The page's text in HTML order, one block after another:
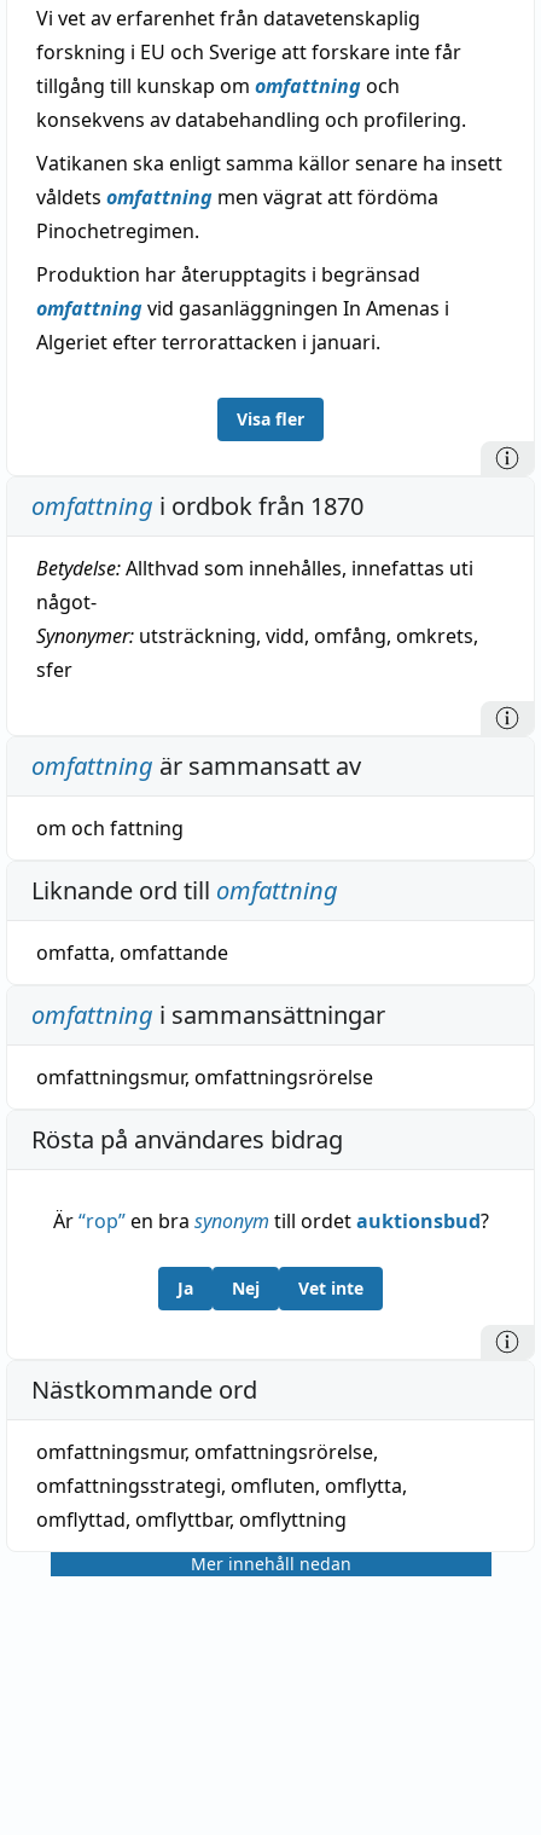
Vi vet av erfarenhet från datavetenskaplig
forskning i EU och Sverige att forskare inte får
tillgång till kunskap om omfattningoch
konsekvens av databehandling och profilering.
Vatikanen ska enligt samma källor senare ha insett
våldets omfattning men vägrat att fördöma
Pinochetregimen.
Produktion har återupptagits i begränsad
omfattningvid gasanläggningen In Amenas i
Algeriet efter terrorattacken i januari.
Visa fler
omfattning i ordbok från 1870
Betydelse:Allthvad som innehålles, innefattas uti
något-
Synonymer: utsträckning, vidd, omfång, omkrets,
sfer
omfattning är sammansatt av
om och fattning
Liknande ord till omfattning
omfatta, omfattande
omfattning i sammansättningar
omfattningsmur, omfattningsrörelse
Rösta på användares bidrag
Är“rop”en bra synonym till ordetauktionsbud?
Ja Nej Vet inte
Nästkommande ord
omfattningsmur, omfattningsrörelse,
omfattningsstrategi, omfluten, omflytta,
omflyttad, omflyttbar, omflyttning
Mer innehåll nedan